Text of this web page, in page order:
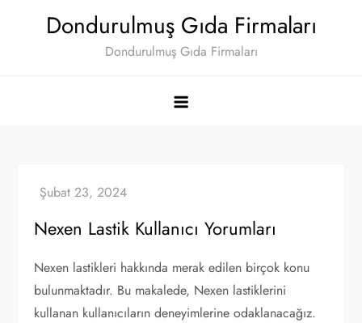
Dondurulmuş Gıda Firmaları
Dondurulmuş Gıda Firmaları
Nexen Lastik Kullanıcı Yorumları
Nexen lastikleri hakkında merak edilen birçok konu
bulunmaktadır. Bu makalede, Nexen lastiklerini
kullanan kullanıcıların deneyimlerine odaklanacağız.